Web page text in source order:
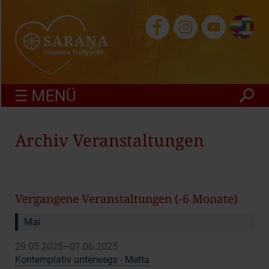
finden
Archiv Veranstaltungen
Vergangene Veranstaltungen (-6 Monate)
Mai
29.05.2025–01.06.2025
Kontemplativ unterwegs - Metta